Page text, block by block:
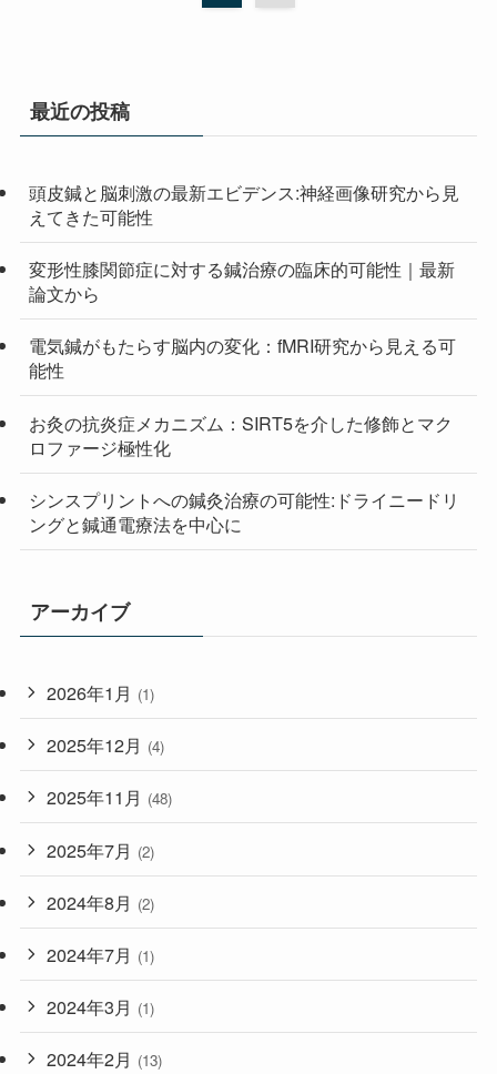
最近の投稿
頭皮鍼と脳刺激の最新エビデンス:神経画像研究から見
えてきた可能性
変形性膝関節症に対する鍼治療の臨床的可能性｜最新
論文から
電気鍼がもたらす脳内の変化：fMRI研究から見える可
能性
お灸の抗炎症メカニズム：SIRT5を介した修飾とマク
ロファージ極性化
シンスプリントへの鍼灸治療の可能性:ドライニードリ
ングと鍼通電療法を中心に
アーカイブ
2026年1月 (1)
2025年12月 (4)
2025年11月 (48)
2025年7月 (2)
2024年8月 (2)
2024年7月 (1)
2024年3月 (1)
2024年2月 (13)